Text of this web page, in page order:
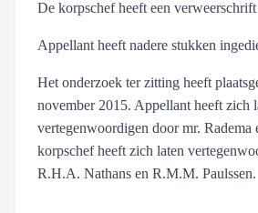
De korpschef heeft een
Appellant heeft nadere stukken
Het onderzoek ter zitting heeft
november 2015. Appellant heeft zich
vertegenwoordigen door mr.
korpschef heeft zich laten
R.H.A. Nathans en R.M.M. Paulssen.